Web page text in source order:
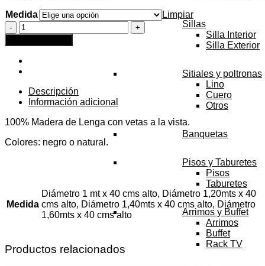
Sillas
Silla Interior
Silla Exterior
Sitiales y poltronas
Lino
Cuero
Otros
Banquetas
Pisos y Taburetes
Pisos
Taburetes
Arrimos y Buffet
Arrimos
Buffet
Rack TV
Medida
Limpiar
Mesa
Centro
Lenga
Negro
cantidad
Descripción
Información adicional
100% Madera de Lenga con vetas a la vista.
Colores: negro o natural.
Medida
Diámetro 1 mt x 40 cms alto, Diámetro 1,20mts x 40
cms alto, Diámetro 1,40mts x 40 cms alto, Diámetro
1,60mts x 40 cms alto
Productos relacionados